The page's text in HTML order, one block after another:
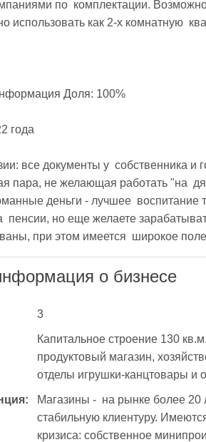
по  комплектации.
использовать как 2-х комнатную
Доля: 100%
года
все документы у  собственника и
пара, не желающая работать "на
деньги - лучшее
пенсии, но еще желаете
при этом имеется  широкое
о бизнесе
3
Капитальное строение 130
продуктовый магазин,
отделы игрушки-канцтовары и
Магазины -  на рынке более
стабильную клиентуру.
кризиса: собственное